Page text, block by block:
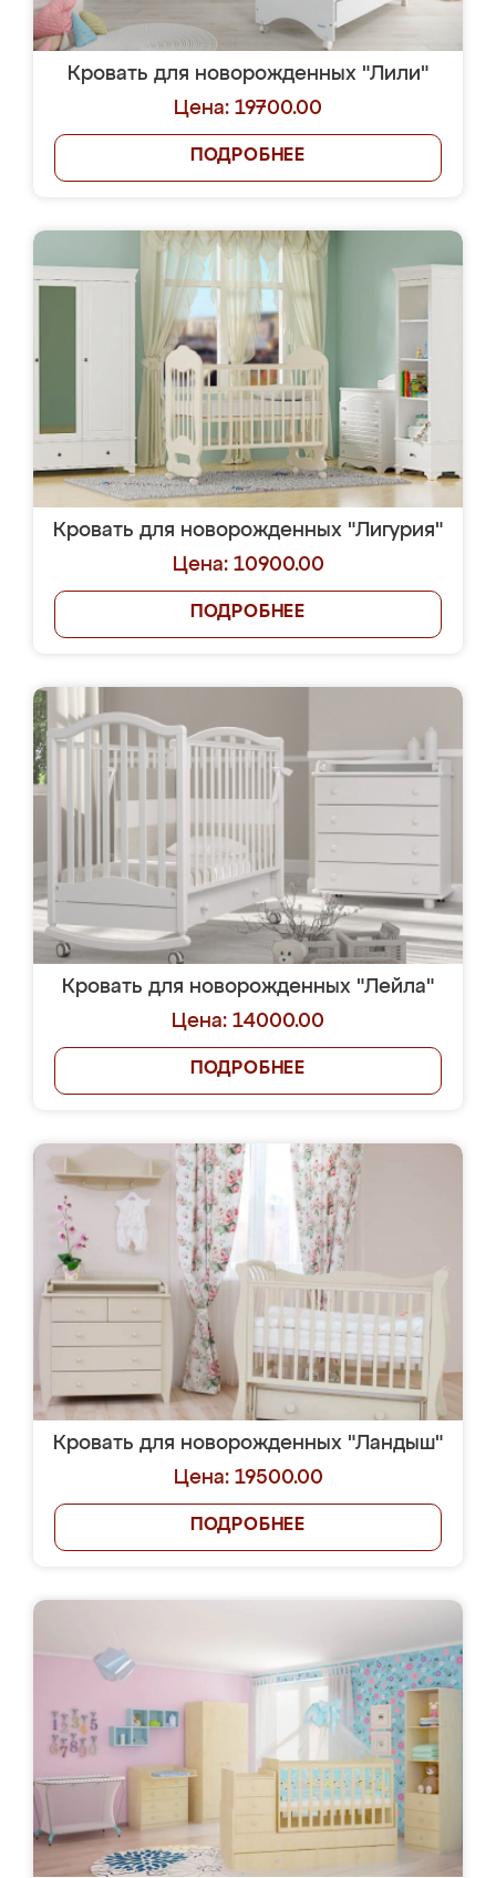
Кровать для новорожденных "Лили"
Цена: 19700.00
ПОДРОБНЕЕ
Кровать для новорожденных "Лигурия"
Цена: 10900.00
ПОДРОБНЕЕ
Кровать для новорожденных "Лейла"
Цена: 14000.00
ПОДРОБНЕЕ
Кровать для новорожденных "Ландыш"
Цена: 19500.00
ПОДРОБНЕЕ